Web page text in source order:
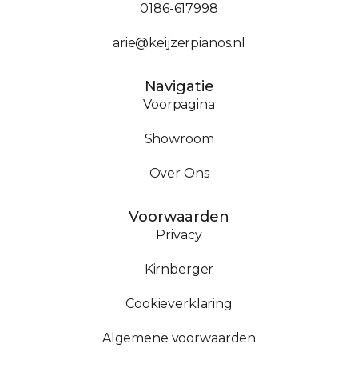
0186-617998
arie@keijzerpianos.nl
Navigatie
Voorpagina
Showroom
Over Ons
Voorwaarden
Privacy
Kirnberger
Cookieverklaring
Algemene voorwaarden